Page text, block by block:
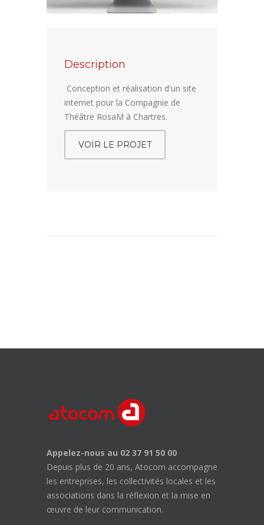
Description
Conception et réalisation d'un site
internet pour la Compagnie de
Théâtre RosaM à Chartres.
VOIR LE PROJETC
I
Appelez-nous au 02 37 91 50 00
Depuis plus de 20 ans, Atocom accompagne
les entreprises, les collectivités locales et les
associations dans la réflexion et la mise en
œuvre de leur communication.